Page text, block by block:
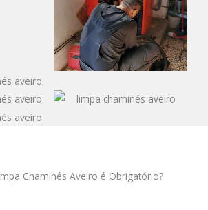
Chaminés Aveiro é Obrigatório?